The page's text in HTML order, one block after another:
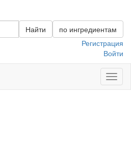
Найти
по ингредиентам
Регистрация
Войти